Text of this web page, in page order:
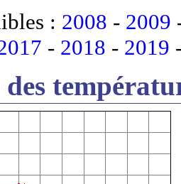
: 2008 - 2009
- 2018 - 2019